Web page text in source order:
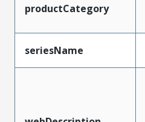
productCategory
seriesName